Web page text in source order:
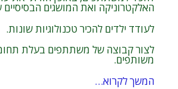
האלקטרוניקה ואת המושגים הבסיסיים
לעודד ילדים להכיר טכנולוגיות שונות.
לצור קבוצה של משתתפים בעלת
משותפים.
המשך לקרוא…